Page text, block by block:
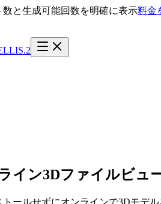
と生成可能回数を明確に表示料金
イン3Dファイルビュ
ールせずにオンラインで3Dモデ